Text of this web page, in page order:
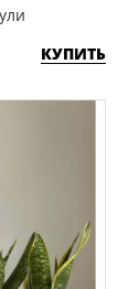
КУПИТЬ